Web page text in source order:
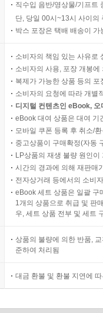
직수입 음반/영상물/기프트
단, 당일 00시~13시 사이의
박스 포장은 택배 배송이
소비자의 책임 있는 사유로
소비자의 사용, 포장 개봉
복제가 가능한 상품 등의
소비자의 요청에 따라 개별
디지털 컨텐츠인 eBook,
eBook 대여 상품은 대여 기
모바일 쿠폰 등록 후 취소/
중고상품이 구매확정(자동
LP상품의 재생 불량 원인
시간의 경과에 의해 재판매
전자상거래 등에서의 소비
eBook 세트 상품은 일괄 구
1개의 상품으로 취급 및 판
우, 세트 상품 전부 및 세트
상품의 불량에 의한 반품,
준하여 처리됨
대금 환불 및 환불 지연에